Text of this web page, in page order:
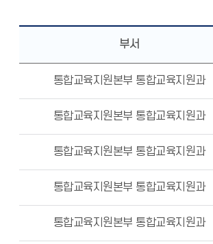
부서
통합교육지원본부 통합교육지원과
통합교육지원본부 통합교육지원과
통합교육지원본부 통합교육지원과
통합교육지원본부 통합교육지원과
통합교육지원본부 통합교육지원과